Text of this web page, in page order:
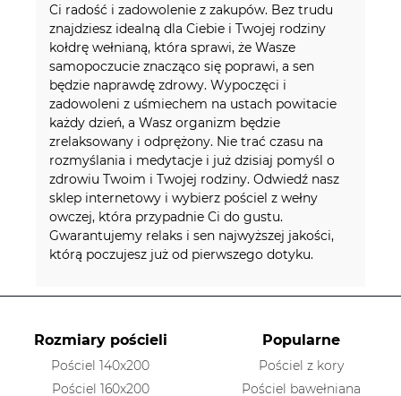
Ci radość i zadowolenie z zakupów. Bez trudu
znajdziesz idealną dla Ciebie i Twojej rodziny
kołdrę wełnianą, która sprawi, że Wasze
samopoczucie znacząco się poprawi, a sen
będzie naprawdę zdrowy. Wypoczęci i
zadowoleni z uśmiechem na ustach powitacie
każdy dzień, a Wasz organizm będzie
zrelaksowany i odprężony. Nie trać czasu na
rozmyślania i medytacje i już dzisiaj pomyśl o
zdrowiu Twoim i Twojej rodziny. Odwiedź nasz
sklep internetowy i wybierz pościel z wełny
owczej, która przypadnie Ci do gustu.
Gwarantujemy relaks i sen najwyższej jakości,
którą poczujesz już od pierwszego dotyku.
Rozmiary pościeli
Pościel 140x200
Pościel 160x200
Popularne
Pościel z kory
Pościel bawełniana